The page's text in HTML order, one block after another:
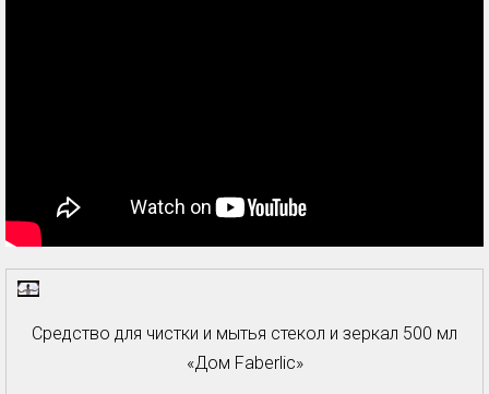
Средство для чистки и мытья стекол и зеркал 500 мл
«Дом Faberlic»